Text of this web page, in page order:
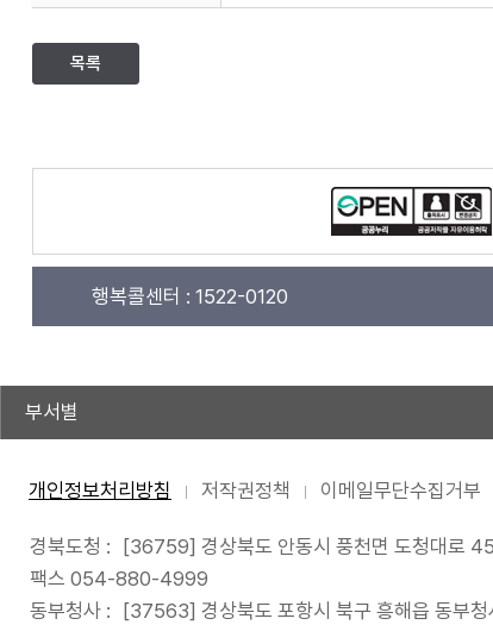
목록
행복콜센터 : 1522-0120
부서별
개인정보처리방침 저작권정책 이메일무단수집거부
경북도청 : [36759] 경상북도 안동시 풍천면 도청대로
팩스 054-880-4999
동부청사 :
[37563] 경상북도 포항시 북구 흥해읍 동부청